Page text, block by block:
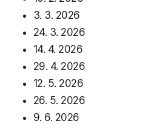
3. 3. 2026
24. 3. 2026
14. 4. 2026
29. 4. 2026
12. 5. 2026
26. 5. 2026
9. 6. 2026